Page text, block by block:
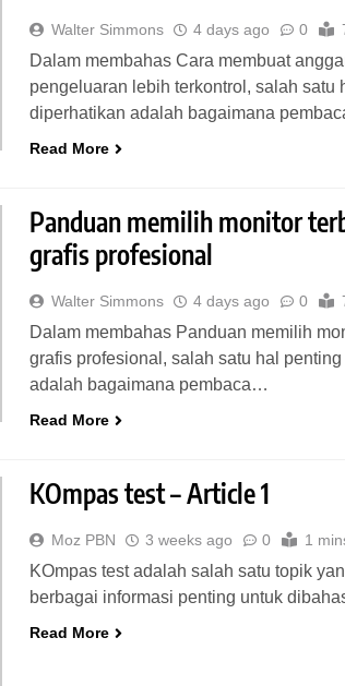
Walter Simmons 4 days ago 0
Dalam membahas Cara membuat
pengeluaran lebih terkontrol, salah satu
diperhatikan adalah bagaimana
Read More
Panduan memilih monitor
grafis profesional
Walter Simmons 4 days ago 0
Dalam membahas Panduan memilih
grafis profesional, salah satu hal
adalah bagaimana pembaca…
Read More
KOmpas test – Article 1
Moz PBN 3 weeks ago 0 1
KOmpas test adalah salah satu topik
berbagai informasi penting untuk
Read More